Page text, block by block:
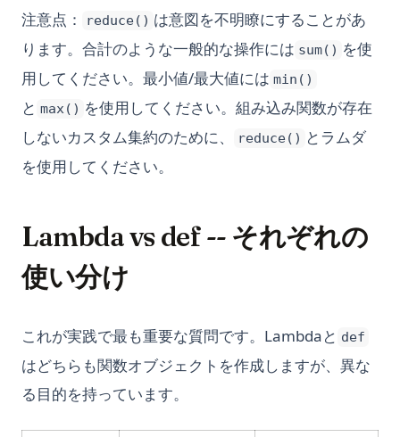
注意点： reduce() は意図を不明瞭にすることがあ
ります。合計のような一般的な操作には sum() を使
用してください。最小値/最大値には min()
と max() を使用してください。組み込み関数が存在
しないカスタム集約のために、
reduce() とラムダ
を使用してください。
Lambda vs def -- それぞれの
使い分け
これが実践で最も重要な質問です。Lambdaと def
はどちらも関数オブジェクトを作成しますが、異な
る目的を持っています。